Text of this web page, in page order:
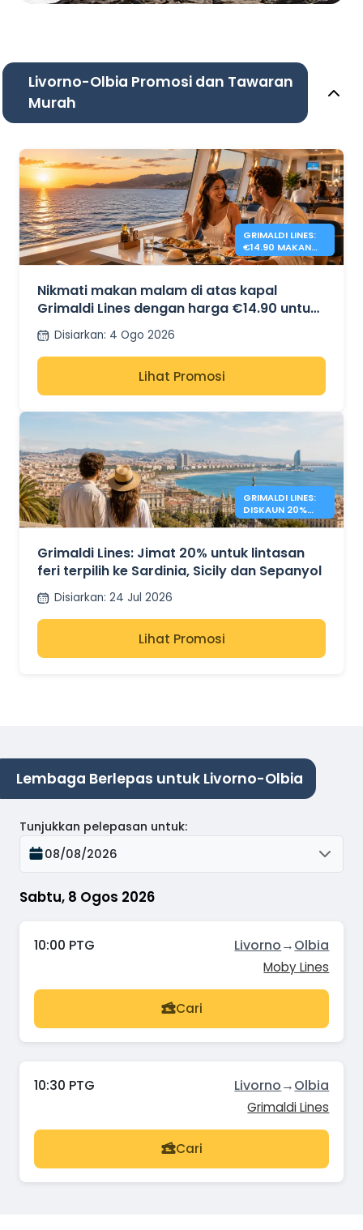
Livorno-Olbia Promosi dan Tawaran
Murah
GRIMALDI LINES:
€14.90 MAKAN
MALAM DI ATAS
Nikmati makan malam di atas kapal
Grimaldi Lines dengan harga €14.90 untuk
laluan terpilih
Disiarkan: 4 Ogo 2026
Lihat Promosi
GRIMALDI LINES:
DISKAUN 20%
UNTUK FERI
Grimaldi Lines: Jimat 20% untuk lintasan
feri terpilih ke Sardinia, Sicily dan Sepanyol
Disiarkan: 24 Jul 2026
Lihat Promosi
Lembaga Berlepas untuk Livorno-Olbia
Sabtu, 8 Ogos 2026
Tunjukkan pelepasan untuk:
08/08/2026
10:00 PTG Livorno→Olbia
Moby Lines
Cari
10:30 PTG Livorno→Olbia
Grimaldi Lines
Cari